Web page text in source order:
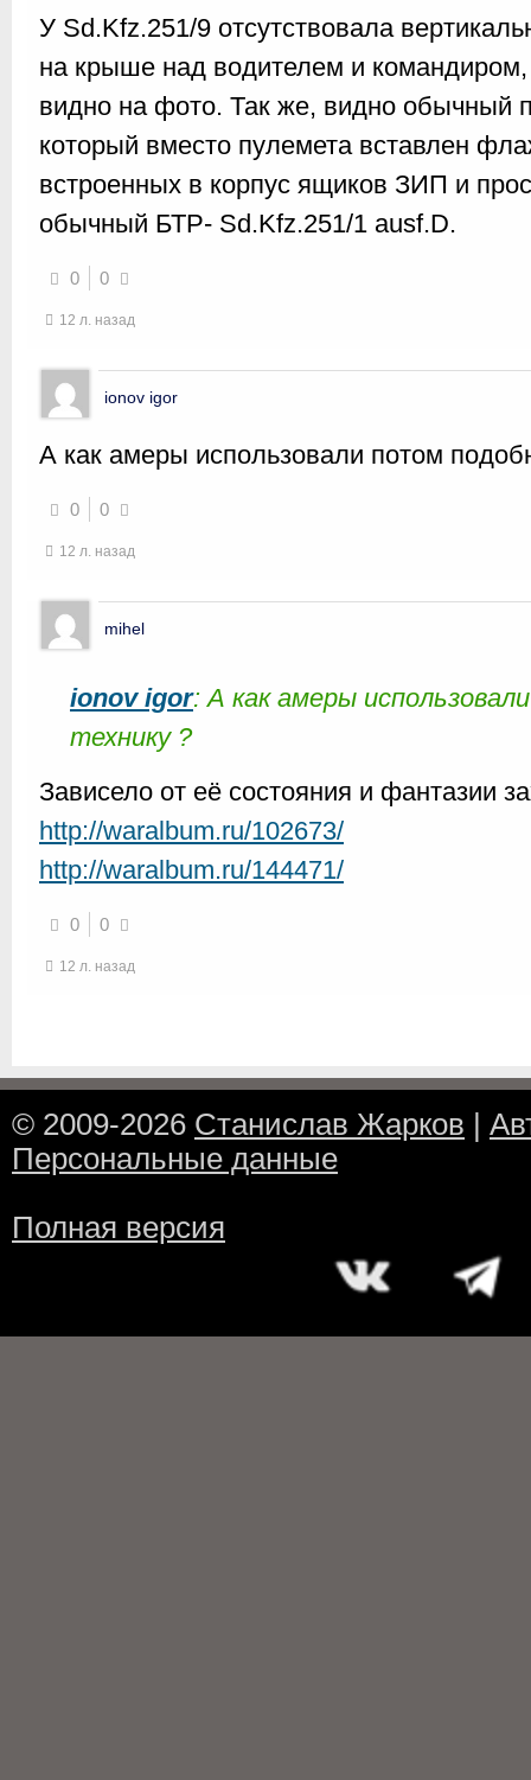
У Sd.Kfz.251/9 отсутствовала
на крыше над водителем и командиром,
видно на фото. Так же, видно обычный
который вместо пулемета вставлен
встроенных в корпус ящиков ЗИП и
обычный БТР- Sd.Kfz.251/1 ausf.D.
0 0
12 л. назад
ionov igor
А как амеры использовали потом
0 0
12 л. назад
mihel
ionov igor: А как амеры
технику ?
Зависело от её состояния и фантазии
http://waralbum.ru/102673/
http://waralbum.ru/144471/
0 0
12 л. назад
© 2009-2026 Станислав Жарков
Персональные данные
Полная версия